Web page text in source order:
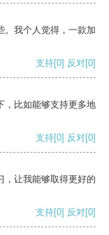
。我个人觉得，一款加
支持[0] 反对[0]
，比如能够支持更多地
支持[0] 反对[0]
，让我能够取得更好的
支持[0] 反对[0]